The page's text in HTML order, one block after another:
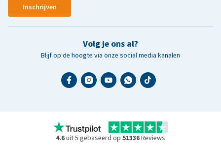
Inschrijven
Volg je ons al?
Blijf op de hoogte via onze social media kanalen
4.6uit 5 gebaseerd op 51336Reviews